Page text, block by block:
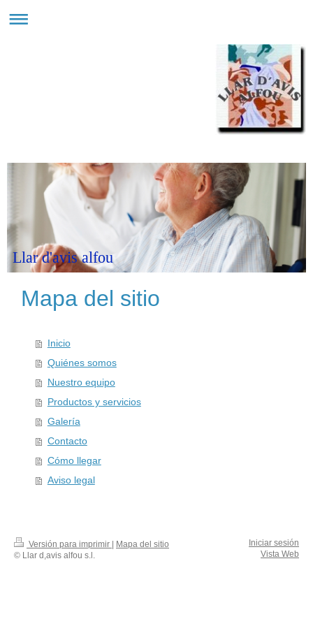
Llar d'avis alfou
Mapa del sitio
Inicio
Quiénes somos
Nuestro equipo
Productos y servicios
Galería
Contacto
Cómo llegar
Aviso legal
Versión para imprimir
Mapa del sitio
© Llar d,avis alfou s.l.
Iniciar sesión
Vista Web